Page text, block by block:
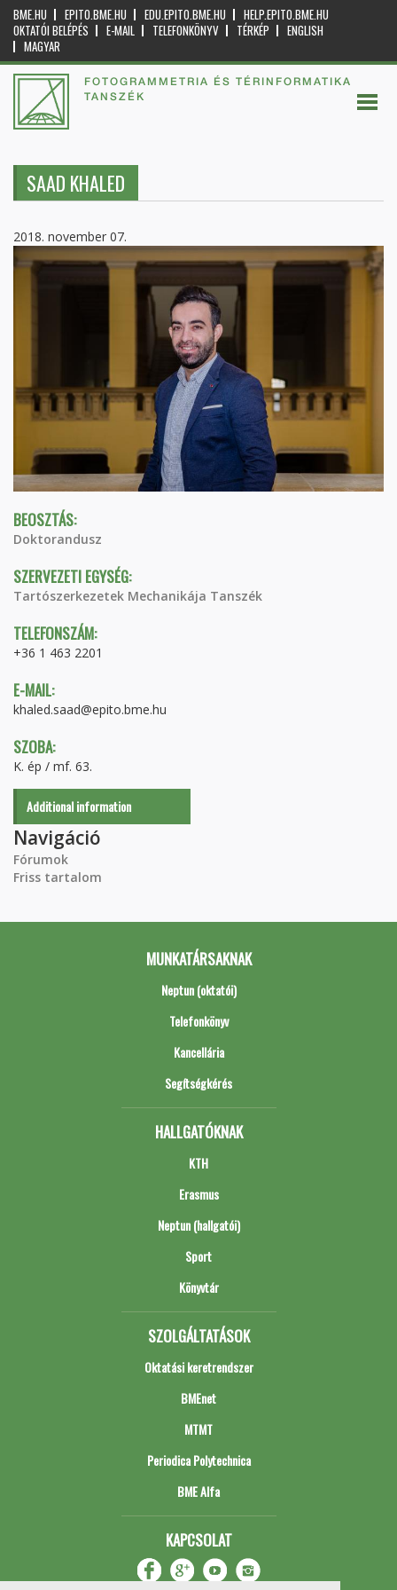
BME.HU EPITO.BME.HU EDU.EPITO.BME.HU
HELP.EPITO.BME.HU
OKTATÓI BELÉPÉS
E-MAIL TELEFONKÖNYV TÉRKÉP
ENGLISH
MAGYAR
FOTOGRAMMETRIA ÉS TÉRINFORMATIKA
TANSZÉK
SAAD KHALED
2018. november 07.
BEOSZTÁS:
Doktorandusz
SZERVEZETI EGYSÉG:
Tartószerkezetek Mechanikája Tanszék
TELEFONSZÁM:
+36 1 463 2201
E-MAIL:
khaled.saad@epito.bme.hu
SZOBA:
K. ép / mf. 63.
Additional information
Navigáció
Fórumok
Friss tartalom
MUNKATÁRSAKNAK
Neptun (oktatói)
Telefonkönyv
Kancellária
Segítségkérés
HALLGATÓKNAK
KTH
Erasmus
Neptun (hallgatói)
Sport
Könyvtár
SZOLGÁLTATÁSOK
Oktatási keretrendszer
BMEnet
MTMT
Periodica Polytechnica
BME Alfa
KAPCSOLAT